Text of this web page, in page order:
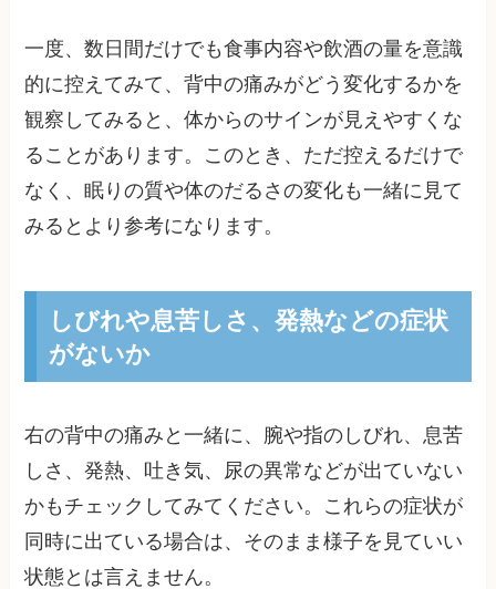
一度、数日間だけでも食事内容や飲酒の量を意識
的に控えてみて、背中の痛みがどう変化するかを
観察してみると、体からのサインが見えやすくな
ることがあります。このとき、ただ控えるだけで
なく、眠りの質や体のだるさの変化も一緒に見て
みるとより参考になります。
しびれや息苦しさ、発熱などの症状
がないか
右の背中の痛みと一緒に、腕や指のしびれ、息苦
しさ、発熱、吐き気、尿の異常などが出ていない
かもチェックしてみてください。これらの症状が
同時に出ている場合は、そのまま様子を見ていい
状態とは言えません。